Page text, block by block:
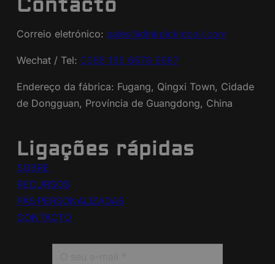
Contacto
Correio eletrónico: sales@dinkpickleball.com
Wechat / Tel: 0086 185 6678 9987
Endereço da fábrica: Fugang, Qingxi Town, Cidade
de Dongguan, Província de Guangdong, China
Ligações rápidas
SOBRE
RECURSOS
PÁS PERSONALIZADAS
CONTACTO